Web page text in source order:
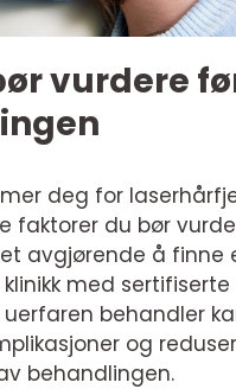
vurdere
deg for
faktorer du bør
avgjørende å finne
med sertifiserte
uerfaren behandler
og
behandlingen.